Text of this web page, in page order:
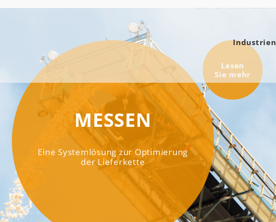
Industrien
MESSEN
Eine Systemlösung zur Optimierung
der Lieferkette
Lesen
Sie mehr